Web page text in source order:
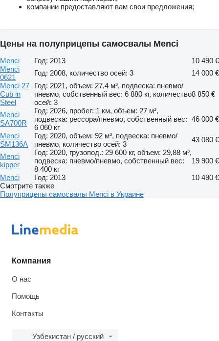
компании предоставляют вам свои предложения;
Цены на полуприцепы самосвалы Menci
Menci Год: 2013
10 490 €
Menci
0621
Год: 2008, количество осей: 3
14 000 €
Menci 27
Cub in
Steel
Год: 2021, объем: 27,4 м³, подвеска: пневмо/
пневмо, собственный вес: 6 880 кг, количество
осей: 3
8 850 €
Menci
SA700R
Год: 2026, пробег: 1 км, объем: 27 м³,
подвеска: рессора/пневмо, собственный вес:
6 060 кг
46 000 €
Menci
SM136A
Год: 2020, объем: 92 м³, подвеска: пневмо/
пневмо, количество осей: 3
43 080 €
Menci
kipper
Год: 2020, грузопод.: 29 600 кг, объем: 29,88 м³,
подвеска: пневмо/пневмо, собственный вес:
8 400 кг
19 900 €
Menci
Год: 2013
10 490 €
Смотрите также
Полуприцепы самосвалы Menci в Украине
Компания
О нас
Помощь
Контакты
Узбекистан / русский